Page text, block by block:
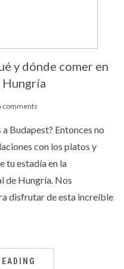
y dónde comer en
Hungría
comments
a Budapest? Entonces no
con los platos y
tu estadía en la
de Hungría. Nos
disfrutar de esta increíble